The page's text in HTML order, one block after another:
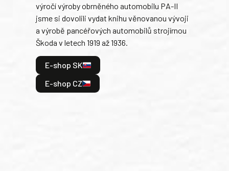
výročí výroby obrněného automobilu PA-II
jsme si dovolili vydat knihu věnovanou vývoji
a výrobě pancéřových automobilů strojírnou
Škoda v letech 1919 až 1936.
E-shop SK
E-shop CZ